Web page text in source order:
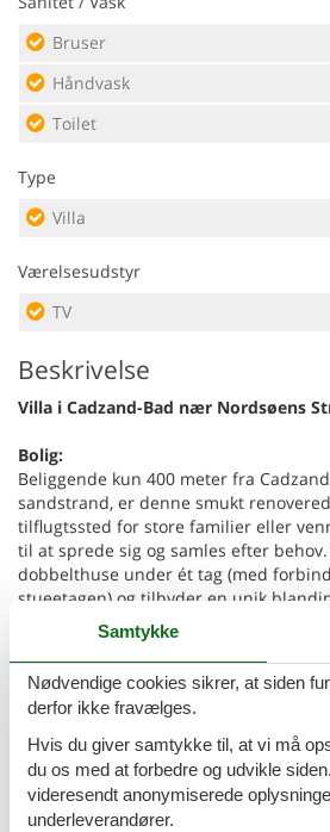
Bruser
Håndvask
Toilet
Type
Villa
Værelsesudstyr
TV
Beskrivelse
Villa i Cadzand-Bad nær Nordsøens
Bolig:
Beliggende kun 400 meter fra
sandstrand, er denne smukt
tilflugtssted for store familier eller
til at sprede sig og samles efter
dobbelthuse under ét tag (med
stueetagen) og tilbyder en unik
rum. Hver enhed har sin egen
køkken og hyggelig stue, i alt syv lyse
badeværelser og seks toiletter.
inkluderer trappegitre, børnesenge,
kravlegård. Tag dine kæledyr med -
er ideel til firbenede venner! Den
have er perfekt til leg eller til at nyde
nærliggende strande som Groede og
hunde velkommen året rundt. Nyd
Samtykke
Nødvendige cookies sikrer, at siden
derfor ikke fravælges.
Hvis du giver samtykke til, at vi må
du os med at forbedre og udvikle
videresendt anonymiserede
underleverandører.